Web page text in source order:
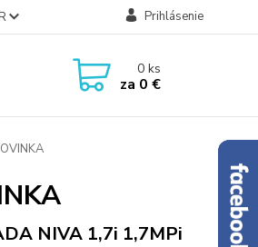
Prihlásenie
0ks
za 0 €
NIVA 1,7i 1,7MPi